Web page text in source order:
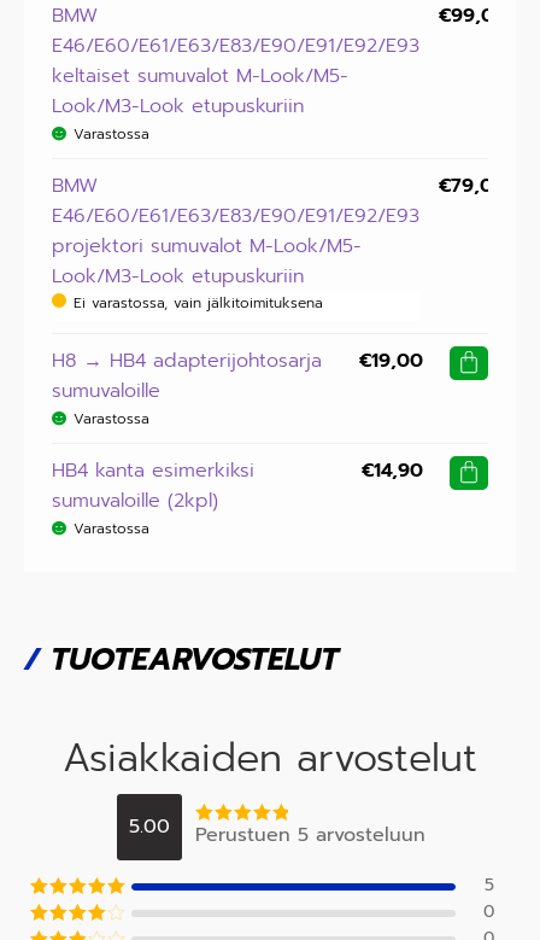
BMW
E46/E60/E61/E63/E83/E90/E91/E92/E93
keltaiset sumuvalot M-Look/M5-
Look/M3-Look etupuskuriin
Varastossa
€99,00
BMW
E46/E60/E61/E63/E83/E90/E91/E92/E93
projektori sumuvalot M-Look/M5-
Look/M3-Look etupuskuriin
Ei varastossa, vain jälkitoimituksena
€79,00
H8 → HB4 adapterijohtosarja
sumuvaloille
Varastossa
€19,00
HB4 kanta esimerkiksi
sumuvaloille (2kpl)
Varastossa
€14,90
/TUOTEARVOSTELUT
Asiakkaiden arvostelut
5.00
Arvostelu
Perustuen 5 arvosteluun
Arvostelu
tuotteesta:5
5
0